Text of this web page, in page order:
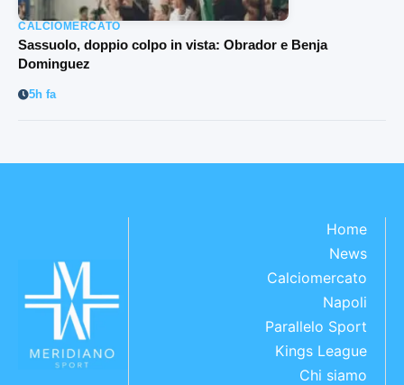
CALCIOMERCATO
Sassuolo, doppio colpo in vista: Obrador e Benja
Dominguez
5h fa
Home
News
Calciomercato
Napoli
Parallelo Sport
Kings League
Chi siamo